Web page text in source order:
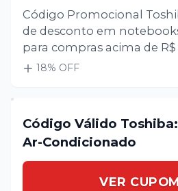
Código Promocional
de desconto em
para compras acima de R$
18% OFF
Código Válido Toshiba:
Ar-Condicionado
VER CUPOM